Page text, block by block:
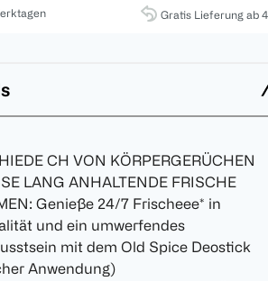
Gratis Lieferung ab
CH VON KÖRPERGERÜCHEN
LANG ANHALTENDE FRISCHE
Genieße 24/7 Frischeee* in
und ein umwerfendes
mit dem Old Spice Deostick
Anwendung)